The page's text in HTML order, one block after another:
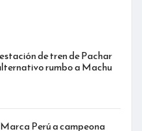
de tren de Pachar
rumbo a Machu
Perú a campeona